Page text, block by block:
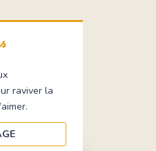
raviver la